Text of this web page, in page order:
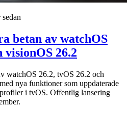
betan av watchOS
visionOS 26.2
watchOS 26.2, tvOS 26.2 och
nya funktioner som uppdaterade
i tvOS. Offentlig lansering